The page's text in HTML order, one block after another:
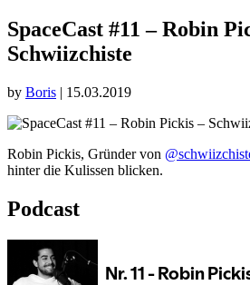
SpaceCast #11 – Robin
Schwiizchiste
by Boris | 15.03.2019
Robin Pickis, Gründer von
hinter die Kulissen blicken.
Podcast